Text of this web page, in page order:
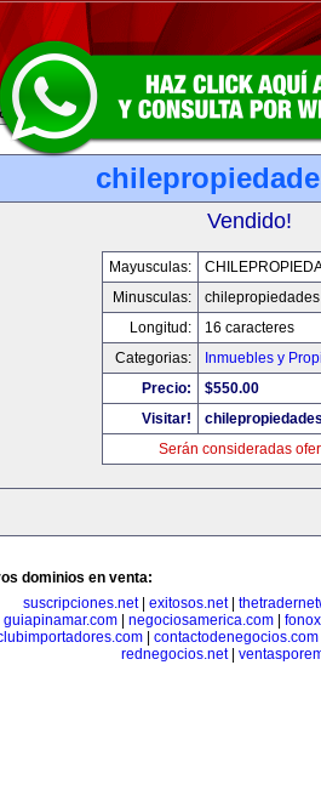
Vendido!
Mayusculas:
Minusculas:
Longitud:
16 caracteres
Categorias:
Inmuebles y
Precio:
$550.00
Visitar!
Serán consideradas
dominios en venta:
suscripciones.net| exitosos.net|
guiapinamar.com
negociosamerica.com
contactodenegocios.com
rednegocios.net|